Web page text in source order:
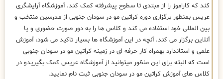
کند که کاراموز را از مبتدی تا سطوح پیشرفته کمک کند. آموزشگاه آرایشگری
عریس بمنظور برگزاری دوره کراتین مو در سودان جنوبی از مدرسین منتخب و
بین المللی خود استفاده می کند و کلاس ها را به دور صورت حضوری و یا
آنلاین برگزار می کند. آنچه در این آموزشگاه ها بسیار تاکید می شود، آموزش
علمی و استاندارد بهمراه کار حرفه ای در زمینه کراتین مو در سودان جنوبی
است که البته برای این منظور میتوانید از آموزشگاه عریس کمک بگیریدو در
کلاس های آموزش کراتین مو در سودان جنوبی ثبت نام نمایید.